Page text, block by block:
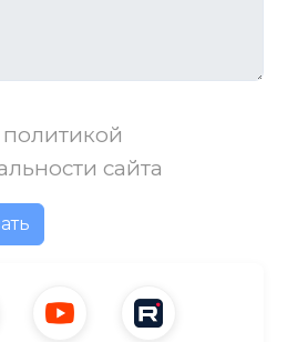
политикой
сайта